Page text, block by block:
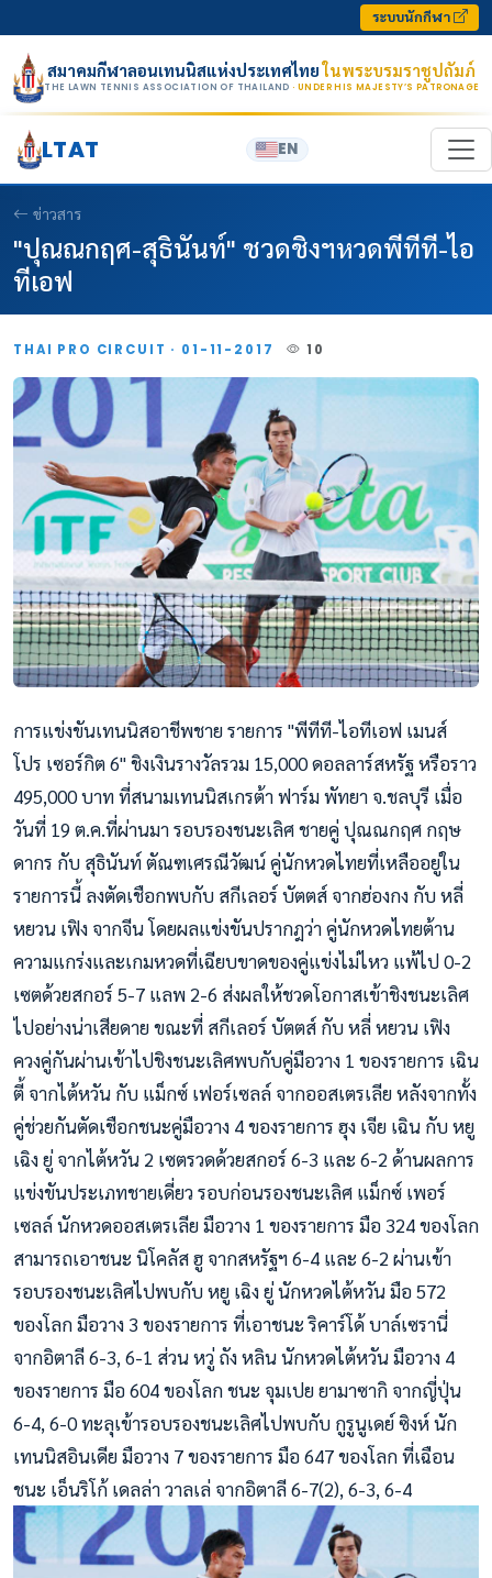
ระบบนักกีฬา
สมาคมกีฬาลอนเทนนิสแห่งประเทศไทยในพระบรมราชูปถัมภ์
THE LAWN TENNIS ASSOCIATION OF THAILAND · UNDER HIS MAJESTY’S PATRONAGE
LTAT EN
ข่าวสาร
"ปุณณกฤศ-สุธินันท์" ชวดชิงฯหวดพีทีที-ไอ
ทีเอฟ
THAI PRO CIRCUIT · 01-11-2017 10
การแข่งขันเทนนิสอาชีพชาย รายการ "พีทีที-ไอทีเอฟ เมนส์
โปร เซอร์กิต 6" ชิงเงินรางวัลรวม 15,000 ดอลลาร์สหรัฐ หรือราว
495,000 บาท ที่สนามเทนนิสเกรต้า ฟาร์ม พัทยา จ.ชลบุรี เมื่อ
วันที่ 19 ต.ค.ที่ผ่านมา รอบรองชนะเลิศ ชายคู่ ปุณณกฤศ กฤษ
ดากร กับ สุธินันท์ ตัณฑเศรณีวัฒน์ คู่นักหวดไทยที่เหลืออยู่ใน
รายการนี้ ลงตัดเชือกพบกับ สกีเลอร์ บัตตส์ จากฮ่องกง กับ หลี่
หยวน เฟิง จากจีน โดยผลแข่งขันปรากฎว่า คู่นักหวดไทยต้าน
ความแกร่งและเกมหวดที่เฉียบขาดของคู่แข่งไม่ไหว แพ้ไป 0-2
เซตด้วยสกอร์ 5-7 แลพ 2-6 ส่งผลให้ชวดโอกาสเข้าชิงชนะเลิศ
ไปอย่างน่าเสียดายขณะที่ สกีเลอร์ บัตตส์ กับ หลี่ หยวน เฟิง
ควงคู่กันผ่านเข้าไปชิงชนะเลิศพบกับคู่มือวาง 1 ของรายการ เฉิน
ตี้ จากไต้หวัน กับ แม็กซ์ เฟอร์เซลล์ จากออสเตรเลีย หลังจากทั้ง
คู่ช่วยกันตัดเชือกชนะคู่มือวาง 4 ของรายการ ฮุง เจีย เฉิน กับ หยู
เฉิง ยู่ จากไต้หวัน 2 เซตรวดด้วยสกอร์ 6-3 และ 6-2 ด้านผลการ
แข่งขันประเภทชายเดี่ยว รอบก่อนรองชนะเลิศ แม็กซ์ เพอร์
เซลล์ นักหวดออสเตรเลีย มือวาง 1 ของรายการ มือ 324 ของโลก
สามารถเอาชนะ นิโคลัส ฮู จากสหรัฐฯ 6-4 และ 6-2 ผ่านเข้า
รอบรองชนะเลิศไปพบกับ หยู เฉิง ยู่ นักหวดไต้หวัน มือ 572
ของโลก มือวาง 3 ของรายการ ที่เอาชนะ ริคาร์โด้ บาล์เซรานี่
จากอิตาลี 6-3, 6-1 ส่วน หวู่ ถัง หลิน นักหวดไต้หวัน มือวาง 4
ของรายการ มือ 604 ของโลก ชนะ จุมเปย ยามาซากิ จากญี่ปุ่น
6-4, 6-0 ทะลุเข้ารอบรองชนะเลิศไปพบกับ กูรูนูเดย์ ซิงห์ นัก
เทนนิสอินเดีย มือวาง 7 ของรายการ มือ 647 ของโลก ที่เฉือน
ชนะ เอ็นริโก้ เดลล่า วาลเล่ จากอิตาลี 6-7(2), 6-3, 6-4